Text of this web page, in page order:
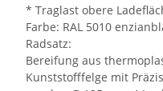
* Traglast obere
Farbe: RAL 5010
Radsatz:
Bereifung aus
Kunststofffelge mit